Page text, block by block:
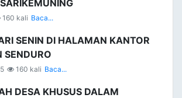
160 kali Baca...
SENIN DI HALAMAN KANTOR
SENDURO
160 kali Baca...
DESA KHUSUS DALAM